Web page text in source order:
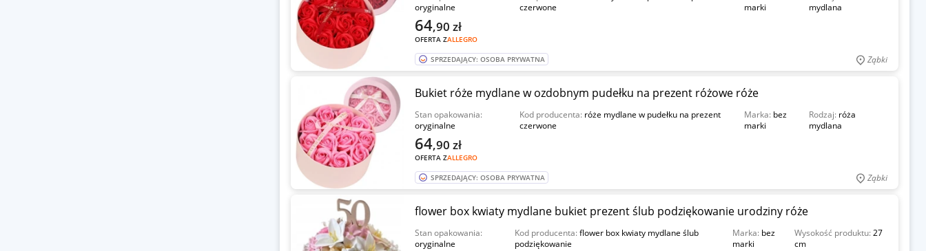
oryginalne
czerwone
marki
mydlana
OFERTA ZALLEGRO
64,90 zł
SPRZEDAJĄCY: OSOBA PRYWATNA Ząbki
Bukiet róże mydlane w ozdobnym pudełku na prezent różowe róże
Stan opakowania:
oryginalne
Kod producenta: róże mydlane w pudełku na prezent
czerwone
Marka: bez
marki
Rodzaj: róża
mydlana
OFERTA ZALLEGRO
64,90 zł
SPRZEDAJĄCY: OSOBA PRYWATNA Ząbki
flower box kwiaty mydlane bukiet prezent ślub podziękowanie urodziny róże
Stan opakowania:
oryginalne
Kod producenta:flower box kwiaty mydlane ślub
podziękowanie
Marka: bez
marki
Wysokość produktu:27
cm